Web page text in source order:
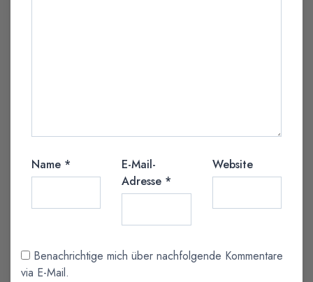
Name *
E-Mail-
Adresse *
Website
Benachrichtige mich über nachfolgende Kommentare
via E-Mail.